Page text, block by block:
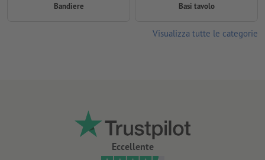
Eccellente
Bandiere Basi tavolo
Visualizza tutte le categorie